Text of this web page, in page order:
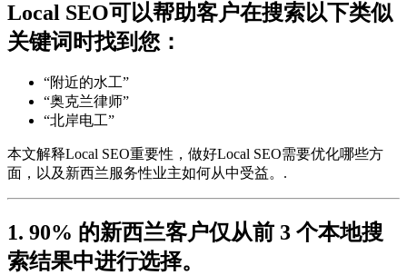
Local SEO可以帮助客户在搜索以下类似
关键词时找到您：
“附近的水工”
“奥克兰律师”
“北岸电工”
本文解释Local SEO重要性，做好Local SEO需要优化哪些方
面，以及新西兰服务性业主如何从中受益。.
1. 90% 的新西兰客户仅从前 3 个本地搜
索结果中进行选择。